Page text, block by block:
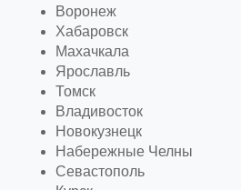
Воронеж
Хабаровск
Махачкала
Ярославль
Томск
Владивосток
Новокузнецк
Набережные Челны
Севастополь